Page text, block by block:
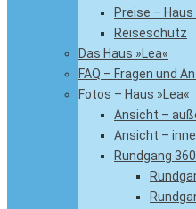
Preise – Haus
Reiseschutz
Das Haus »Lea«
FAQ – Fragen und
Fotos – Haus »Lea«
Ansicht –
Ansicht –
Rundgang